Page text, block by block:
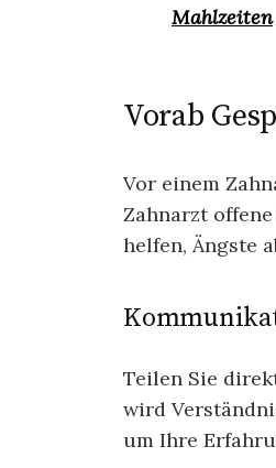
Mahlzeiten
Vorab
Vor einem
Zahnarzt
helfen, Ängste
Teilen Sie
wird
um Ihre